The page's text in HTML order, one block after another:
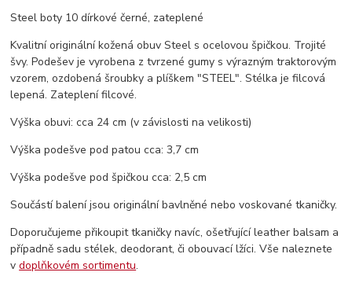
Steel boty 10 dírkové černé, zateplené
Kvalitní originální kožená obuv Steel s ocelovou špičkou. Trojité
švy. Podešev je vyrobena z tvrzené gumy s výrazným traktorovým
vzorem, ozdobená šroubky a plíškem "STEEL". Stélka je filcová
lepená. Zateplení filcové.
Výška obuvi: cca 24 cm (v závislosti na velikosti)
Výška podešve pod patou cca: 3,7 cm
Výška podešve pod špičkou cca: 2,5 cm
Součástí balení jsou originální bavlněné nebo voskované tkaničky.
Doporučujeme přikoupit tkaničky navíc, ošetřující leather balsam a
případně sadu stélek, deodorant, či obouvací lžíci. Vše naleznete
vdoplňkovém sortimentu.